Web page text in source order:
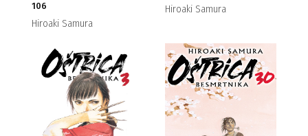
106
Hiroaki Samura
Hiroaki Samura